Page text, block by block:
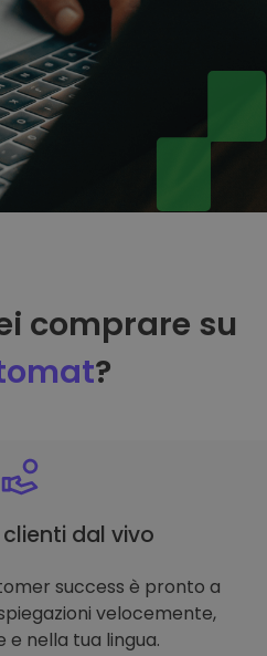
comprare su
?
dal vivo
success è pronto a
velocemente,
nella tua lingua.